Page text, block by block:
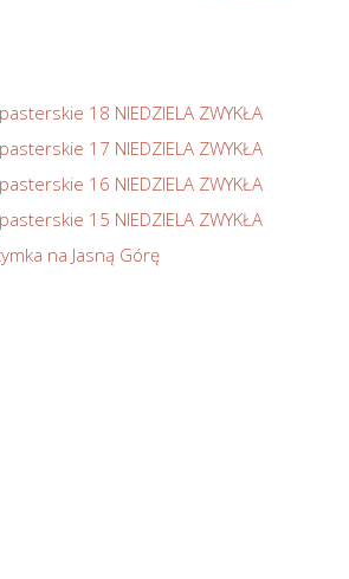
18 NIEDZIELA ZWYKŁA
17 NIEDZIELA ZWYKŁA
16 NIEDZIELA ZWYKŁA
15 NIEDZIELA ZWYKŁA
na Jasną Górę